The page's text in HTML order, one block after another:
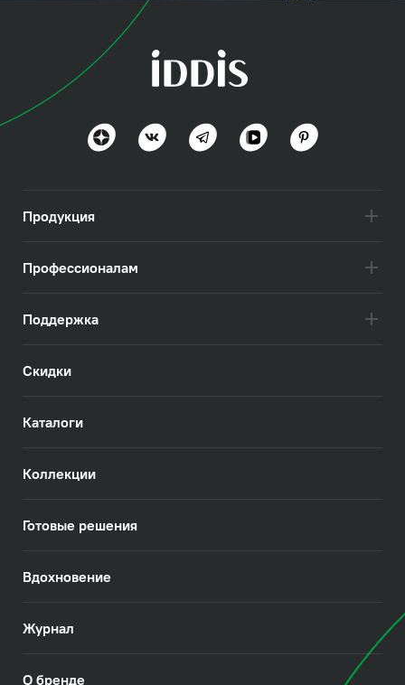
коллекция
Пульс (Pulse)
Продукция
Профессионалам
Поддержка
Скидки
Каталоги
Коллекции
Готовые решения
Вдохновение
Журнал
О бренде